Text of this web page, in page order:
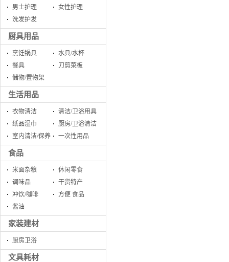
男士护理
女性护理
洗发护发
厨具用品
烹饪锅具
水具/水杯
餐具
刀剪菜板
储物/置物架
生活用品
衣物清洁
清洁/卫浴用具
纸品湿巾
厨房/卫浴清洁
室内清洁/保养
一次性用品
食品
米面杂粮
休闲零食
调味品
干货特产
冲饮/咖啡
方便 食品
酱油
家装建材
厨房卫浴
文具耗材